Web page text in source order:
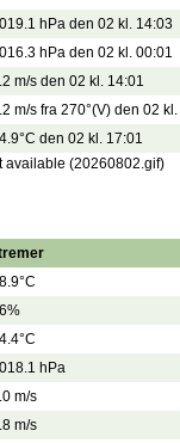
hPa den 02 kl. 14:03
hPa den 02 kl. 00:01
m/s den 02 kl. 14:01
m/s fra 270°(V) den 02
den 02 kl. 17:01
available (20260802.gif)
hPa
m/s
m/s